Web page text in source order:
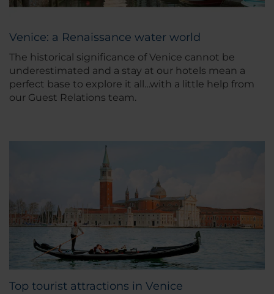
Venice: a Renaissance water world
The historical significance of Venice cannot be
underestimated and a stay at our hotels mean a
perfect base to explore it all…with a little help from
our Guest Relations team.
Top tourist attractions in Venice